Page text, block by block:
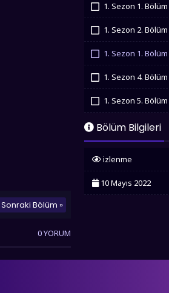
Sonraki Bölüm »
1. Sezon 1. Bölüm
1. Sezon 2. Bölüm
1. Sezon 1. Bölüm
1. Sezon 4. Bölüm
1. Sezon 5. Bölüm
Bölüm Bilgileri
izlenme
10 Mayıs 2022
0 YORUM